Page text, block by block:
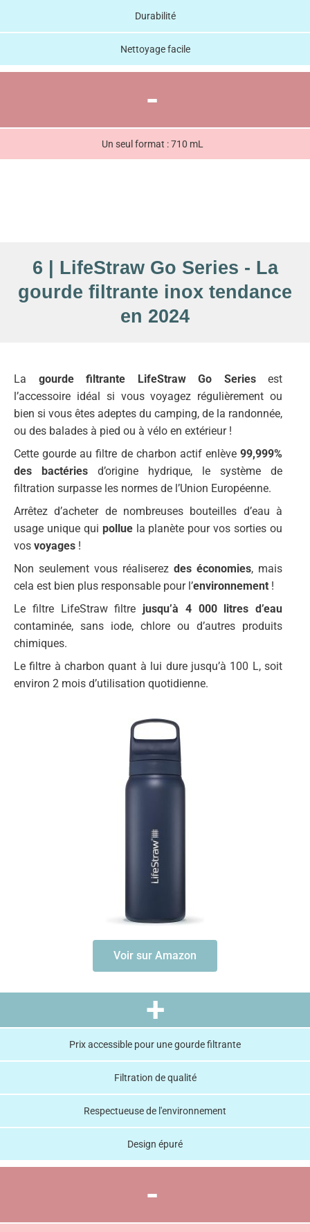
Durabilité
Nettoyage facile
-
Un seul format : 710 mL
6 | LifeStraw Go Series - La
gourde filtrante inox tendance
en 2024
La gourde filtrante LifeStraw Go Seriesest
l’accessoire idéal si vous voyagez régulièrement ou
bien si vous êtes adeptes du camping, de la randonnée,
ou des balades à pied ou à vélo en extérieur !
Cette gourde au filtre de charbon actif enlève 99,999%
des bactéries d’origine hydrique, le système de
filtration surpasse les normes de l’Union Européenne.
Arrêtez d’acheter de nombreuses bouteilles d’eau à
usage unique qui polluela planète pour vos sorties ou
vos voyages !
Non seulement vous réaliserez des économies, mais
cela est bien plus responsable pour l’environnement !
Le filtre LifeStraw filtre jusqu’à 4 000 litres d’eau
contaminée, sans iode, chlore ou d’autres produits
chimiques.
Le filtre à charbon quant à lui dure jusqu’à 100 L, soit
environ 2 mois d’utilisation quotidienne.
Voir sur Amazon
+
Prix accessible pour une gourde filtrante
Filtration de qualité
Respectueuse de l'environnement
Design épuré
-